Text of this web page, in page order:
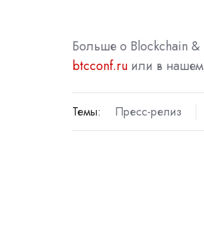
Больше о Blockchain &
btcconf.ru или в нашем
Темы: Пресс-релиз